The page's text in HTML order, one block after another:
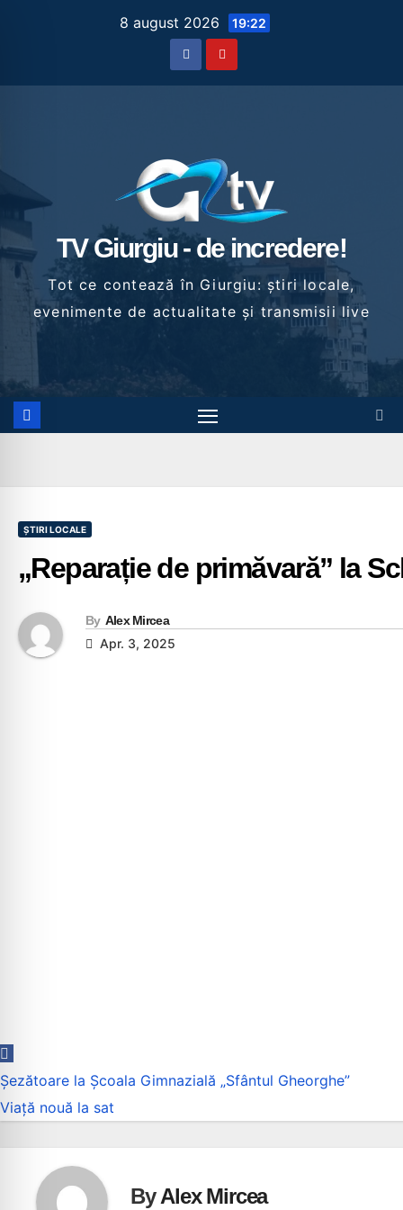
8 august 2026 19:22
TV Giurgiu - de incredere!
Tot ce contează în Giurgiu: știri locale,
evenimente de actualitate și transmisii live
ȘTIRI LOCALE
„Reparație de primăvară” la
By Alex Mircea
Apr. 3, 2025
Navigare
în
Șezătoare la Școala Gimnazială „Sfântul Gheorghe”
Viață nouă la sat
ByAlex Mircea